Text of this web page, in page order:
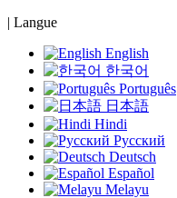
| Langue
English
한국어
Português
日本語
Hindi
Русский
Deutsch
Español
Melayu